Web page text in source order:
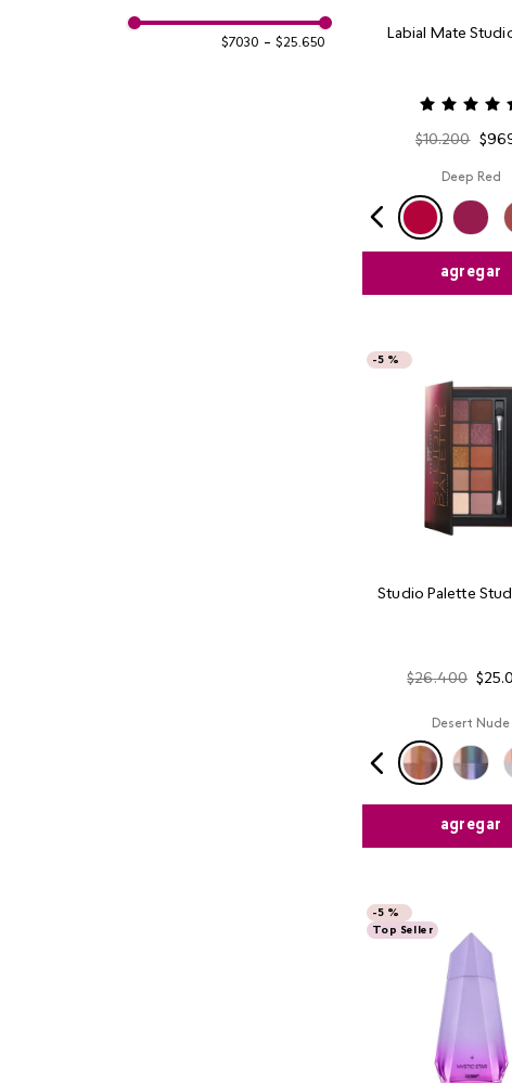
$7030 – $25.650
Labial Mate
$10.200 $
Deep Red
agregar
Studio Palette
-5 %
$26.400 $25.
Desert Nude
agregar
-5 %
Top Seller